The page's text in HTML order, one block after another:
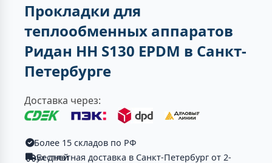
Прокладки для
теплообменных аппаратов
Ридан НН S130 EPDM в Санкт-
Петербурге
Доставка через:
Более 15 складов по РФ
Бесплатная доставка в Санкт-Петербург от 2-ух дней